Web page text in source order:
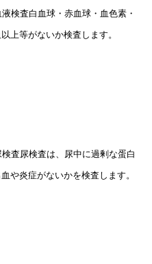
検査白血球・赤血球・血色素・
上等がないか検査します。
査尿検査は、尿中に過剰な蛋白
や炎症がないかを検査します。